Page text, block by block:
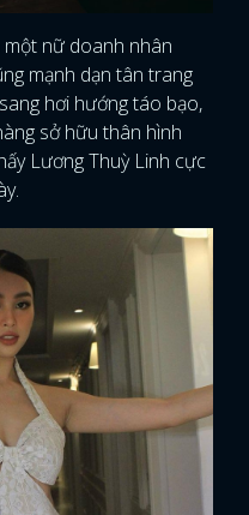
nữ doanh nhân
mạnh dạn tân trang
hơi hướng táo bạo,
sở hữu thân hình
Lương Thuỳ Linh cực